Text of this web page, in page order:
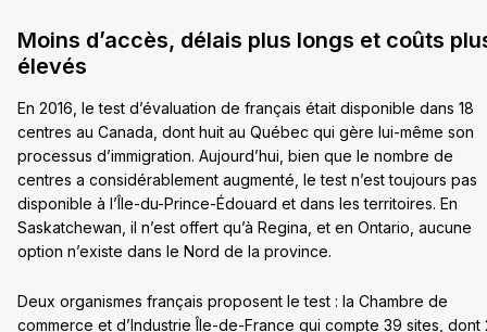
Moins d’accès, délais plus longs et coûts
élevés
En 2016, le test d’évaluation de français était disponible dans 18
centres au Canada, dont huit au Québec qui gère lui-même son
processus d’immigration. Aujourd’hui, bien que le nombre de
centres a considérablement augmenté, le test n’est toujours pas
disponible à l’Île-du-Prince-Édouard et dans les territoires. En
Saskatchewan, il n’est offert qu’à Regina, et en Ontario, aucune
option n’existe dans le Nord de la province.
Deux organismes français proposent le test : la Chambre de
commerce et d’Industrie Île-de-France qui compte 39 sites, dont